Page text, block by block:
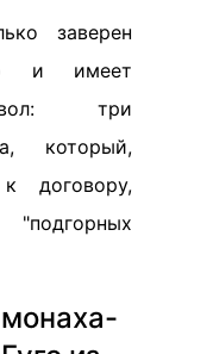
заверен
и имеет
три
который,
договору,